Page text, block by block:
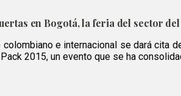
en Bogotá, la feria del sector
colombiano e internacional se dará cita
2015, un evento que se ha